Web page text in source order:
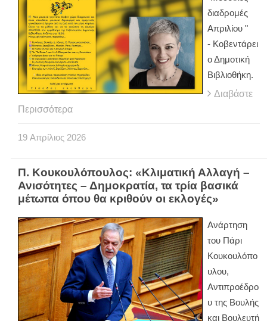
διαδρομές
Απριλίου "
- Κοβεντάρει
ο Δημοτική
Βιβλιοθήκη.
Διαβάστε
Περισσότερα
19 Απρίλιος 2026
Π. Κουκουλόπουλος: «Κλιματική Αλλαγή –
Ανισότητες – Δημοκρατία, τα τρία βασικά
μέτωπα όπου θα κριθούν οι εκλογές»
Ανάρτηση
του Πάρι
Κουκουλόπο
υλου,
Αντιπροέδρο
υ της Βουλής
και Βουλευτή